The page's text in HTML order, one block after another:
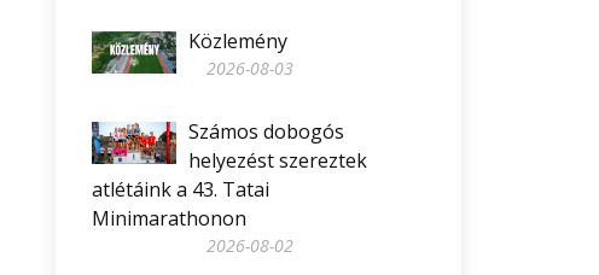
Közlemény
2026-08-03
Számos dobogós
helyezést szereztek
atlétáink a 43. Tatai
Minimarathonon
2026-08-02